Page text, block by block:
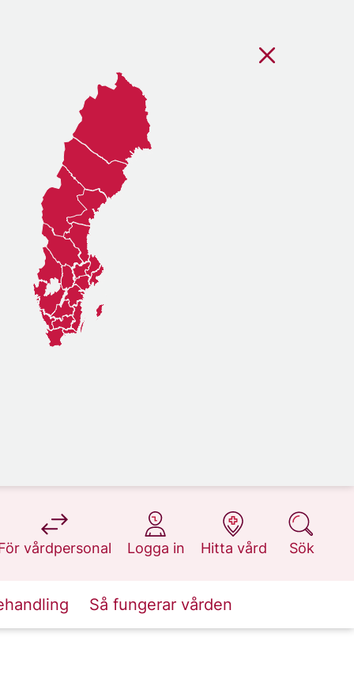
vårdpersonal
på 1177.se
Logga in
på 1177.se
Hitta vård
på 1177.se
Sök
på 1177.se
Så fungerar vården